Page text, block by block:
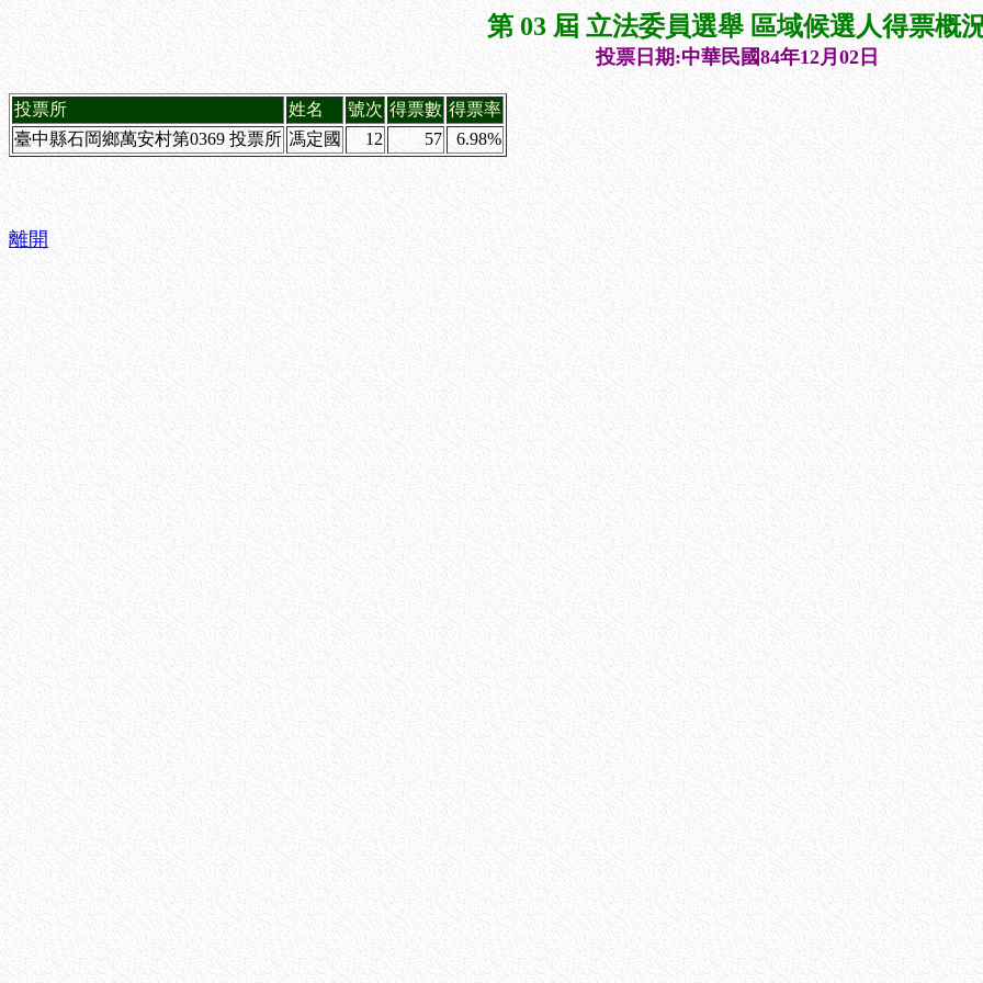
第 03 屆 立法委員選舉 區域候選人得票概
投票日期:中華民國84年12月02日
投票所 姓名 號次 得票數 得票率
臺中縣石岡鄉萬安村第0369 投票所 馮定國 12 57 6.98%
離開